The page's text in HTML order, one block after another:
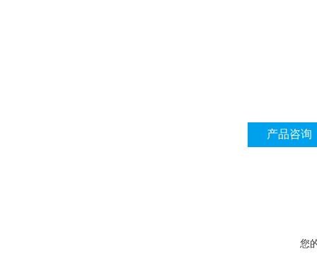
产品咨询
您